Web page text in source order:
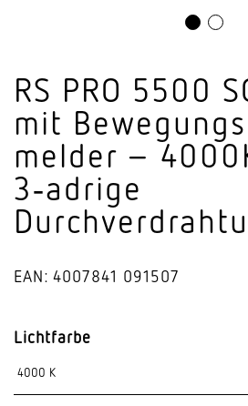
RS PRO 5500
mit
melder –
3‑adrige
EAN: 4007841 091507
Lichtfarbe